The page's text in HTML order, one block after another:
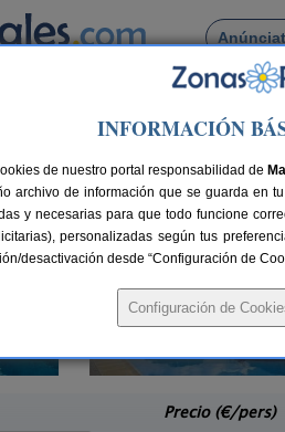
Busca por pueblo
Utrera
Hacienda
Precio (€/pers)
INFORMACIÓN
de nuestro portal responsabilidad de
archivo de información que se guarda en
y necesarias para que todo funcione
personalizadas según tus
desactivación desde “Configuración de